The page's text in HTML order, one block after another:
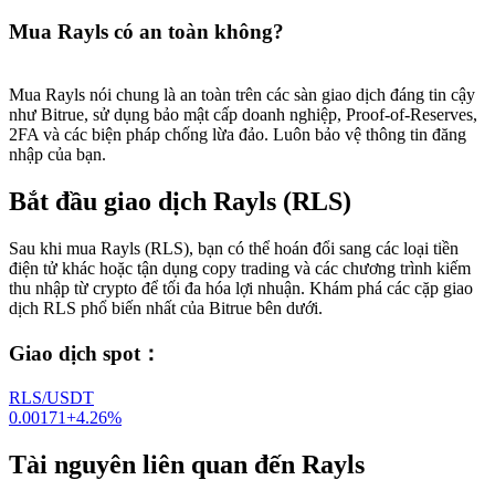
Mua Rayls có an toàn không?
Mua Rayls nói chung là an toàn trên các sàn giao dịch đáng tin cậy
như Bitrue, sử dụng bảo mật cấp doanh nghiệp, Proof-of-Reserves,
2FA và các biện pháp chống lừa đảo. Luôn bảo vệ thông tin đăng
nhập của bạn.
Bắt đầu giao dịch Rayls (RLS)
Sau khi mua Rayls (RLS), bạn có thể hoán đổi sang các loại tiền
điện tử khác hoặc tận dụng copy trading và các chương trình kiếm
thu nhập từ crypto để tối đa hóa lợi nhuận. Khám phá các cặp giao
dịch RLS phổ biến nhất của Bitrue bên dưới.
Giao dịch spot ：
RLS/USDT
0.00171+4.26%
Tài nguyên liên quan đến Rayls